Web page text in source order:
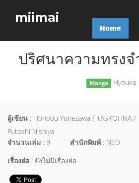
miimai
Home
ปริศนาความทรง
Manga Hyouka
ผู้เขียน : Honobu Yonezawa / TASKOHNA /
Futoshi Nishiya
จำนวนเล่ม : 9 สำนักพิมพ์ : NED
เรื่องย่อ : ยังไม่มีเรื่องย่อ